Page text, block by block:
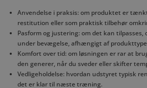
Anvendelse i praksis: om produktet er
restitution eller som praktisk tilbehør
Pasform og justering: om det kan tilpasses,
under bevægelse, afhængigt af
Komfort over tid: om løsningen er rar at
den generer, når du sveder eller skifter
Vedligeholdelse: hvordan udstyret typisk
det er klar til næste træning.